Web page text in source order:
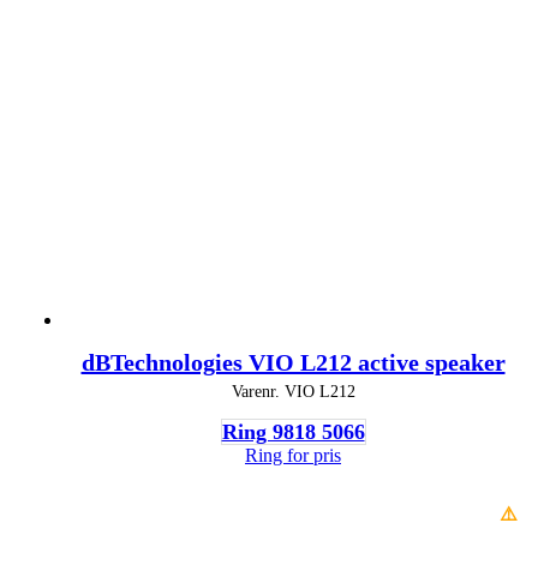
dBTechnologies VIO L212 active speaker
Varenr. VIO L212
Ring 9818 5066
Ring for pris
⚠️